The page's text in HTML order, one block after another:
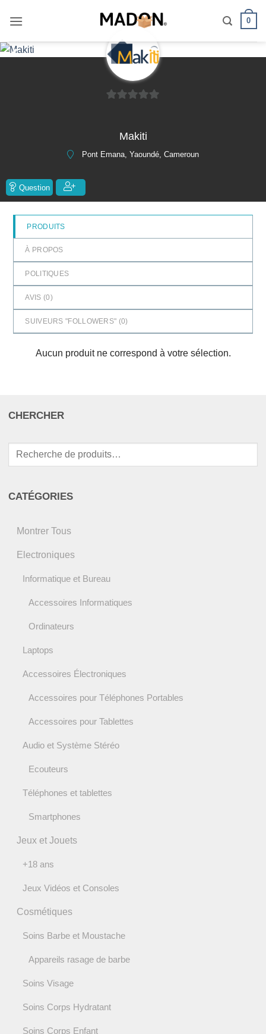
0
❮ ❯
Makiti
Pont Emana, Yaoundé, Cameroun
Question
PRODUITS
À PROPOS
POLITIQUES
AVIS (0)
SUIVEURS "FOLLOWERS" (0)
Aucun produit ne correspond à votre sélection.
CHERCHER
Recherche
CATÉGORIES
Montrer Tous
Electroniques
Informatique et Bureau
Accessoires Informatiques
Ordinateurs
Laptops
Accessoires Électroniques
Accessoires pour Téléphones Portables
Accessoires pour Tablettes
Audio et Système Stéréo
Ecouteurs
Téléphones et tablettes
Smartphones
Jeux et Jouets
+18 ans
Jeux Vidéos et Consoles
Cosmétiques
Soins Barbe et Moustache
Appareils rasage de barbe
Soins Visage
Soins Corps Hydratant
Soins Corps Enfant